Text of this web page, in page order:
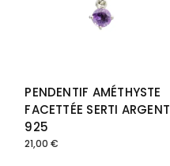
PENDENTIF AMÉTHYSTE
FACETTÉE SERTI ARGENT
925
21,00€